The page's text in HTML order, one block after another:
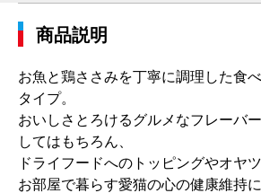
商品説明
お魚と鶏ささみを丁寧に調理した食
タイプ。
おいしさとろけるグルメなフレーバ
してはもちろん、
ドライフードへのトッピングやオヤ
お部屋で暮らす愛猫の心の健康維持